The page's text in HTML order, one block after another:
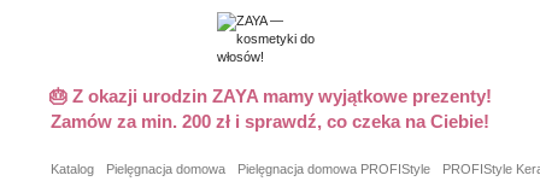
🎂 Z okazji urodzin ZAYA mamy wyjątkowe prezenty!
Zamów za min. 200 zł i sprawdź, co czeka na Ciebie!
Katalog Pielęgnacja domowa Pielęgnacja domowa PROFIStyle PROFIStyle